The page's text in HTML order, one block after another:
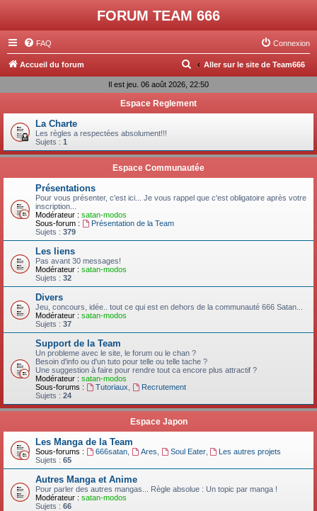
FORUM TEAM 666
FAQ Connexion
Accueil du forum Aller sur le site de Team666
R
e
h
r
c
e
Il est jeu. 06 août 2026, 22:50
Espace Reglement
La Charte
Les règles a respectées absolument!!!
Sujets : 1
Espace Communautée
Présentations
Pour vous présenter, c'est ici... Je vous rappel que c'est obligatoire après votre
inscription...
Modérateur : satan-modos
Sous-forum :
Présentation de la Team
Sujets : 379
Les liens
Pas avant 30 messages!
Modérateur : satan-modos
Sujets : 32
Divers
Jeu, concours, idée.. tout ce qui est en dehors de la communauté 666 Satan...
Modérateur : satan-modos
Sujets : 37
Support de la Team
Un probleme avec le site, le forum ou le chan ?
Besoin d'info ou d'un tuto pour telle ou telle tache ?
Une suggestion à faire pour rendre tout ca encore plus attractif ?
Modérateur : satan-modos
Sous-forums :
Tutoriaux
Recrutement
Sujets : 24
Espace Japon
Les Manga de la Team
Sous-forums : 666satan, Ares Soul Eater,
Les autres projets
Sujets : 65
Autres Manga et Anime
Pour parler des autres mangas... Règle absolue : Un topic par manga !
Modérateur : satan-modos
Sujets : 66